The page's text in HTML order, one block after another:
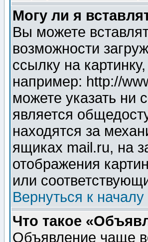
Могу ли я
Вы можете
возможности
ссылку на
например: http://
можете указать ни
является
находятся за
ящиках mail.ru, на
отображения
или
Вернуться к началу
Что такое
Объявление чаще